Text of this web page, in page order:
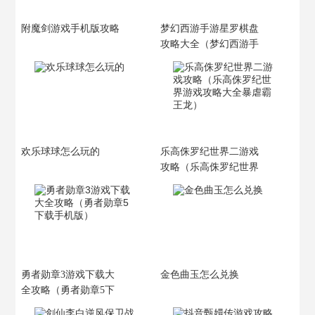
附魔剑游戏手机版攻略
梦幻西游手游星罗棋盘
攻略大全（梦幻西游手
游星罗棋盘攻略大全视
频）
欢乐球球怎么玩的
乐高侏罗纪世界二游戏
攻略（乐高侏罗纪世界
游戏攻略大全暴虐霸王
龙）
勇者勋章3游戏下载大
全攻略（勇者勋章5下
载手机版）
金色曲玉怎么兑换